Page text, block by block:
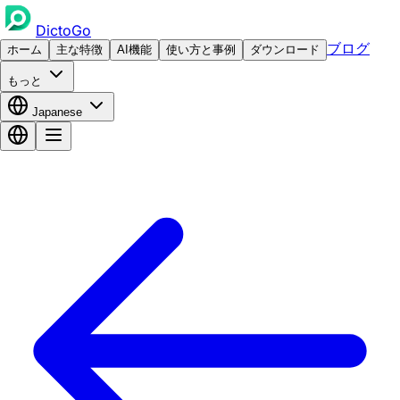
DictoGo
ホーム 主な特徴 AI機能 使い方と事例 ダウンロード ブログ
もっと
Japanese